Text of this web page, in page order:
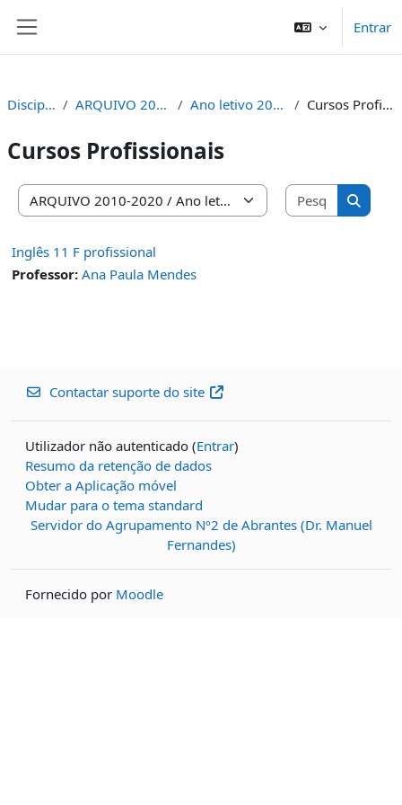
Entrar
Disciplinas ARQUIVO 2010-2020 Ano letivo 2015-2016 Cursos Profissionais
Cursos Profissionais
Categorias de disciplinas
Inglês 11 F profissional
Professor: Ana Paula Mendes
Contactar suporte do site
Utilizador não autenticado (Entrar)
Resumo da retenção de dados
Obter a Aplicação móvel
Mudar para o tema standard
Servidor do Agrupamento Nº2 de Abrantes (Dr. Manuel
Fernandes)
Fornecido por Moodle